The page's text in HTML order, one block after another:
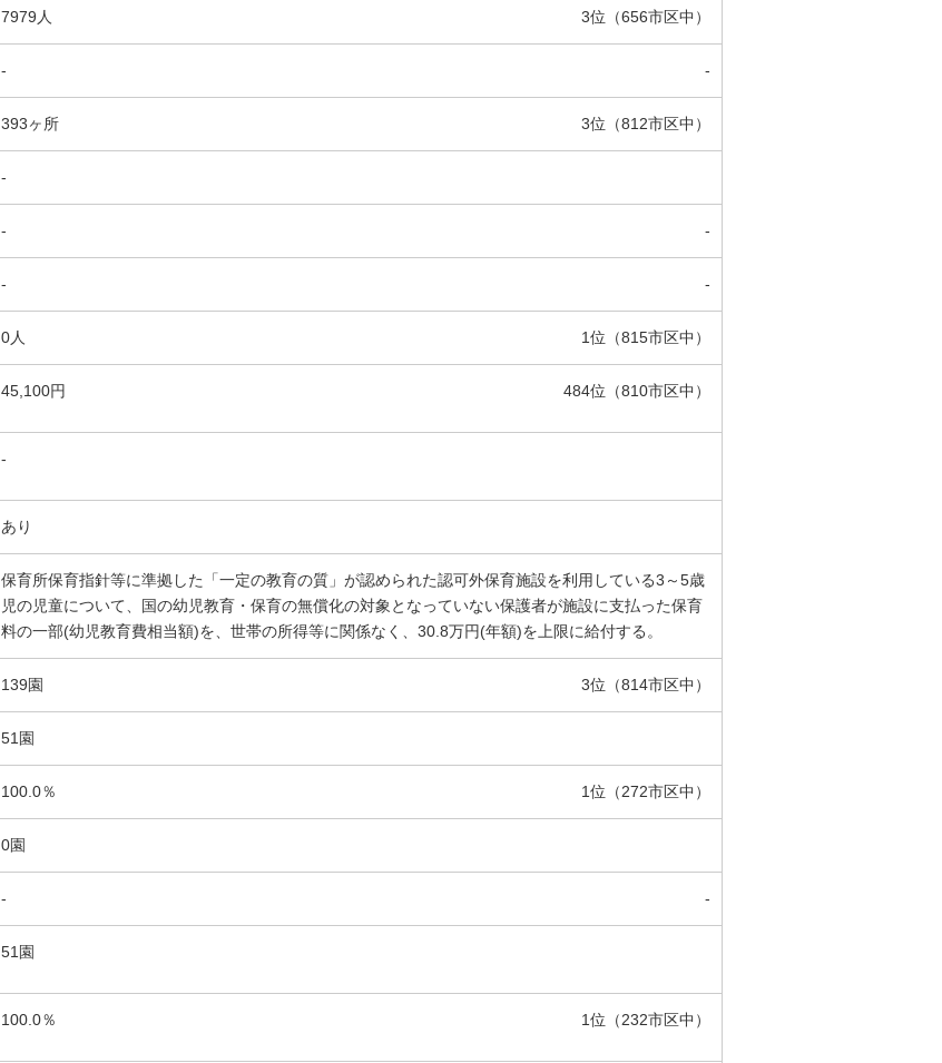
7979人 3位（656市区中）
- -
393ヶ所 3位（812市区中）
-
- -
- -
0人 1位（815市区中）
45,100円 484位（810市区中）
-
あり
保育所保育指針等に準拠した「一定の教育の質」が認められた認可外保育施設を利用している3～5歳
児の児童について、国の幼児教育・保育の無償化の対象となっていない保護者が施設に支払った保育
料の一部(幼児教育費相当額)を、世帯の所得等に関係なく、30.8万円(年額)を上限に給付する。
139園 3位（814市区中）
51園
100.0％ 1位（272市区中）
0園
- -
51園
100.0％ 1位（232市区中）